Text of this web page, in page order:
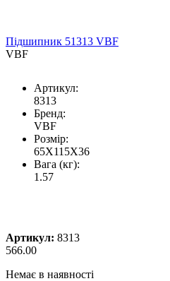
Підшипник 51313 VBF
VBF
Артикул:
8313
Бренд:
VBF
Розмір:
65X115X36
Вага (кг):
1.57
Артикул: 8313
566.00
Немає в наявності